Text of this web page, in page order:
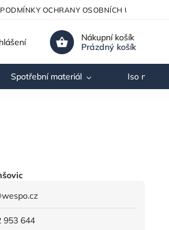
PODMÍNKY OCHRANY OSOBNÍCH ÚDAJŮ
Nákupní košík
Prázdný košík
Spotřební materiál Iso
wespo.cz
953 644